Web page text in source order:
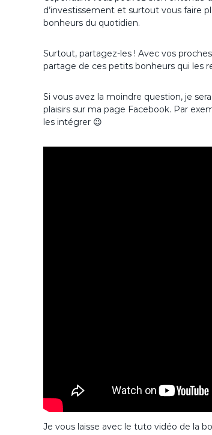
d’investissement et surtout vous faire
bonheurs du quotidien.
Surtout, partagez-les ! Avec vos
partage de ces petits bonheurs qui les
Si vous avez la moindre question, je
plaisirs sur ma page Facebook. Par
les intégrer 😉
Je vous laisse avec le tuto vidéo de la